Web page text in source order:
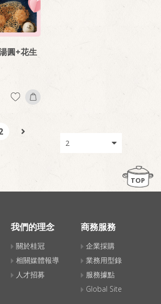
圓+花生
TOP
我們的理念
關於桂冠
相關媒體報導
人才招募
商務服務
企業採購
業務用型錄
服務據點
Global Site